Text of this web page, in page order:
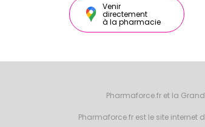
Venir
directement
à la pharmacie
Pharmaforce.fr et la
Pharmaforce.fr est le site internet